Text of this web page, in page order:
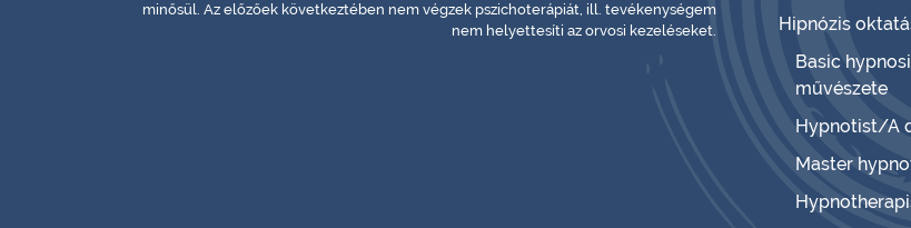
minősül. Az előzőek következtében nem végzek pszichoterápiát, ill. tevékenységem
nem helyettesíti az orvosi kezeléseket.
Hipnózis
Basic
művészete
Hypnotist/A
Master